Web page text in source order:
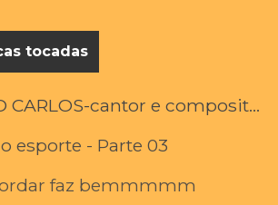
tocadas
e compositor manda um al aos ouvintes da RecordarFazBem-27.06.17
esporte - Parte 03
faz bemmmmm